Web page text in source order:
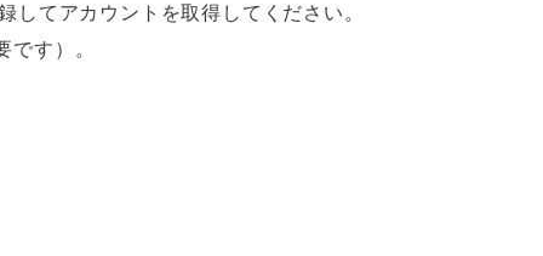
てアカウントを取得してください。
す）。